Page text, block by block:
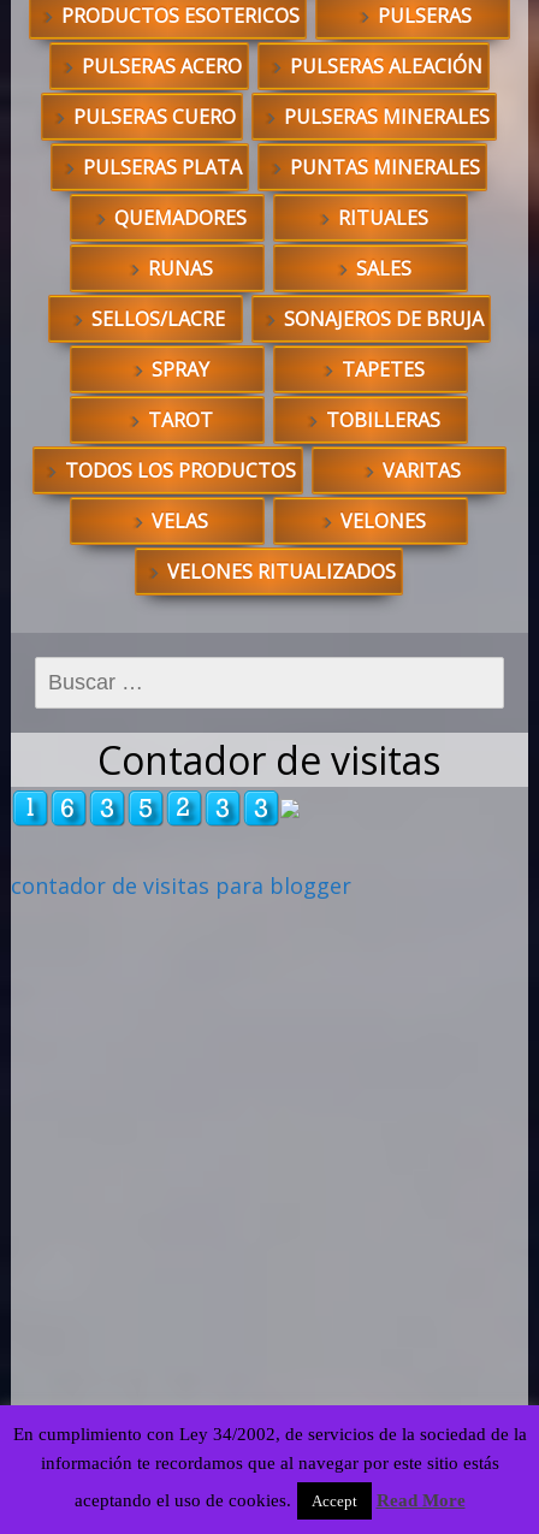
PRODUCTOS ESOTERICOS
PULSERAS
PULSERAS ACERO
PULSERAS ALEACIÓN
PULSERAS CUERO
PULSERAS MINERALES
PULSERAS PLATA
PUNTAS MINERALES
QUEMADORES
RITUALES
RUNAS
SALES
SELLOS/LACRE
SONAJEROS DE BRUJA
SPRAY
TAPETES
TAROT
TOBILLERAS
TODOS LOS PRODUCTOS
VARITAS
VELAS
VELONES
VELONES RITUALIZADOS
Buscar:
Contador de visitas
contador de visitas para blogger
En cumplimiento con Ley 34/2002, de servicios de la sociedad de la
información te recordamos que al navegar por este sitio estás
aceptando el uso de cookies.
Accept Read More